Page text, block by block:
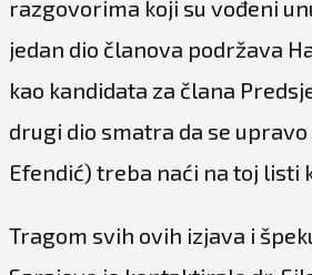
razgovorima koji su vođeni
jedan dio članova podržava
kao kandidata za člana
drugi dio smatra da se upravo
Efendić) treba naći na toj listi
Tragom svih ovih izjava i